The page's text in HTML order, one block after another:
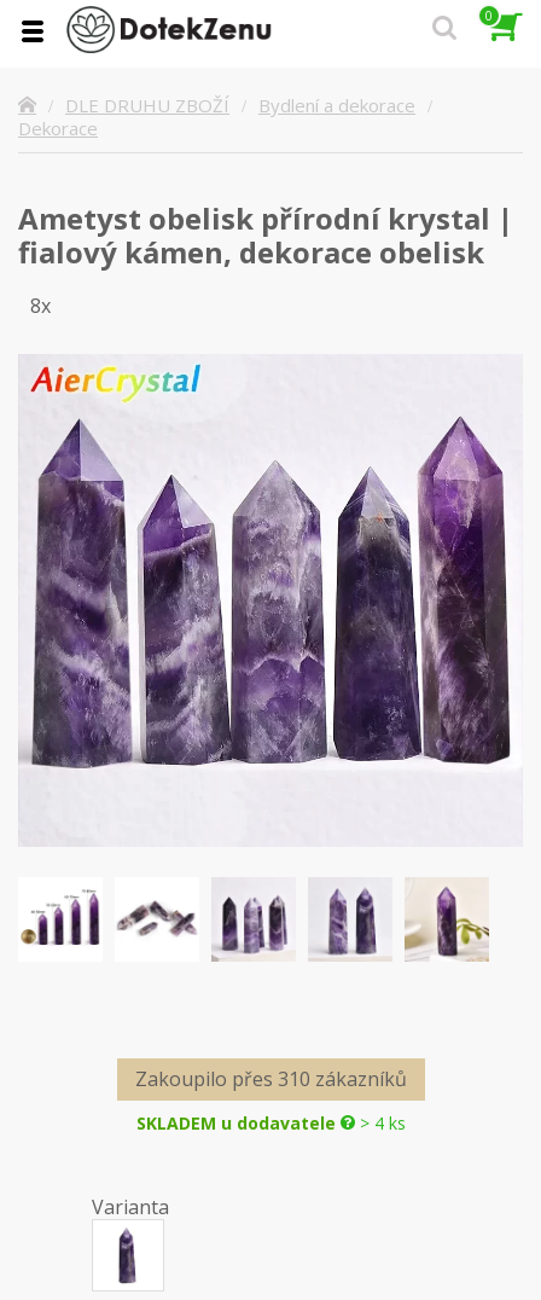
0
DLE DRUHU ZBOŽÍ
Bydlení a dekorace
Dekorace
Ametyst obelisk přírodní krystal |
fialový kámen, dekorace obelisk
8x
Zakoupilo přes 310 zákazníků
SKLADEM u dodavatele > 4 ks
Varianta